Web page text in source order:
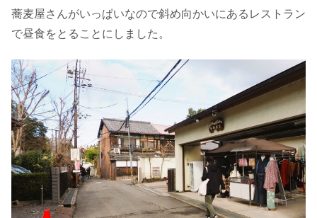
蕎麦屋さんがいっぱいなので斜め向かいにあるレストラン
で昼食をとることにしました。